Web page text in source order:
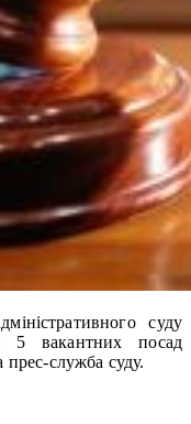
суду
5 вакантних посад
служба суду.